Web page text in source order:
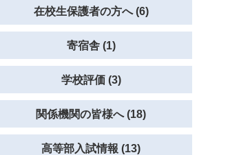
在校生保護者の方へ (6)
寄宿舎 (1)
学校評価 (3)
関係機関の皆様へ (18)
高等部入試情報 (13)